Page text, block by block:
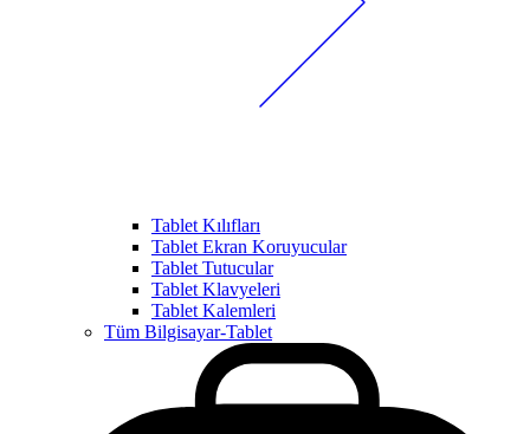
Tablet Kılıfları
Tablet Ekran Koruyucular
Tablet Tutucular
Tablet Klavyeleri
Tablet Kalemleri
Tüm Bilgisayar-Tablet